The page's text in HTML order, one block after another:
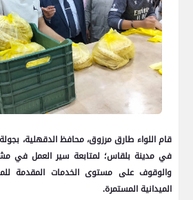
قام اللواء طارق مرزوق، محافظ الدقهلية، بجولة
في مدينة بلقاس؛ لمتابعة سير العمل في
والوقوف على مستوى الخدمات المقدمة
الميدانية المستمرة.